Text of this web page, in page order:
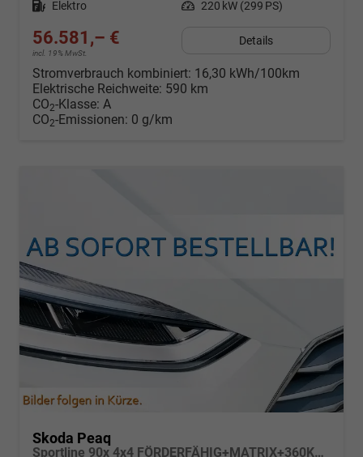
Kraftstoff Elektro Leistung 220 kW (299 PS)
56.581,– €
incl. 19% MwSt.
Details
Stromverbrauch kombiniert: 16,30 kWh/100km
Elektrische Reichweite: 590 km
CO2-Klasse: A
CO2-Emissionen: 0 g/km
Skoda Peaq
Sportline 90x 4x4 FÖRDERFÄHIG+MATRIX+360KAM+NAVI+KESSY+pACC+eHK+20" ALU